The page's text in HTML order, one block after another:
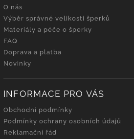
O nás
Výběr správné velikosti šperků
Materiály a péče o šperky
FAQ
Doprava a platba
Novinky
INFORMACE PRO VÁS
Obchodní podmínky
Podmínky ochrany osobních údajů
Reklamační řád